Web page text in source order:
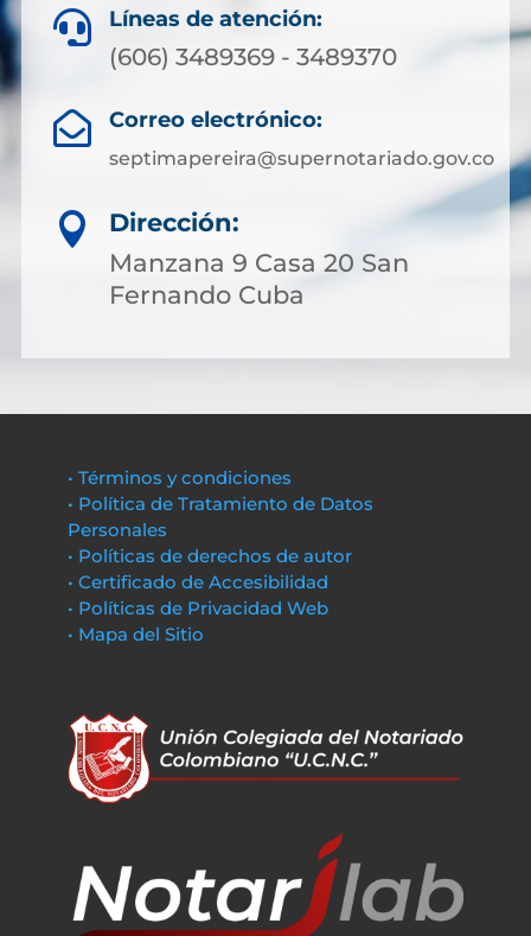
 Líneas de atención:
(606) 3489369 - 3489370
 Correo electrónico:
septimapereira@supernotariado.gov.co

Dirección:
Manzana 9 Casa 20 San
Fernando Cuba
• Términos y condiciones
• Política de Tratamiento de Datos
Personales
• Políticas de derechos de autor
• Certificado de Accesibilidad
• Políticas de Privacidad Web
• Mapa del Sitio